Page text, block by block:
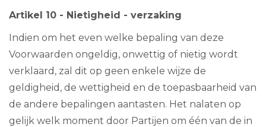
Artikel 10 - Nietigheid - verzaking
Indien om het even welke bepaling van deze
Voorwaarden ongeldig, onwettig of nietig wordt
verklaard, zal dit op geen enkele wijze de
geldigheid, de wettigheid en de toepasbaarheid van
de andere bepalingen aantasten. Het nalaten op
gelijk welk moment door Partijen om één van de in